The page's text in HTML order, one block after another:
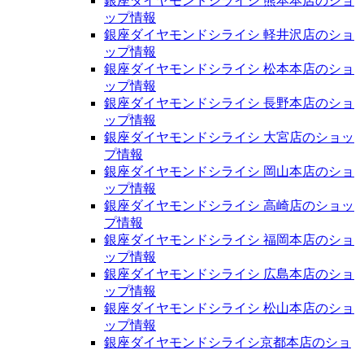
ップ情報
銀座ダイヤモンドシライシ 軽井沢店のショ
ップ情報
銀座ダイヤモンドシライシ 松本本店のショ
ップ情報
銀座ダイヤモンドシライシ 長野本店のショ
ップ情報
銀座ダイヤモンドシライシ 大宮店のショッ
プ情報
銀座ダイヤモンドシライシ 岡山本店のショ
ップ情報
銀座ダイヤモンドシライシ 高崎店のショッ
プ情報
銀座ダイヤモンドシライシ 福岡本店のショ
ップ情報
銀座ダイヤモンドシライシ 広島本店のショ
ップ情報
銀座ダイヤモンドシライシ 松山本店のショ
ップ情報
銀座ダイヤモンドシライシ京都本店のショ